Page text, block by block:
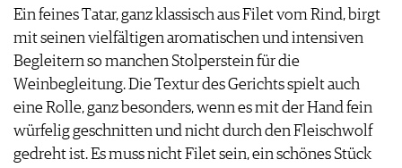
WERBUNG
PRESSE
IMPRESSUM
AGB & DATENSCHUTZ
FAQ
Ein feines Tatar, ganz klassisch aus Filet vom Rind, birgt
mit seinen vielfältigen aromatischen und intensiven
Begleitern so manchen Stolperstein für die
Weinbegleitung. Die Textur des Gerichts spielt auch
eine Rolle, ganz besonders, wenn es mit der Hand fein
würfelig geschnitten und nicht durch den Fleischwolf
gedreht ist. Es muss nicht Filet sein, ein schönes Stück